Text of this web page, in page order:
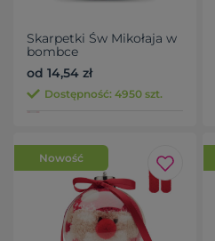
Skarpetki Św Mikołaja w
bombce
od 14,54 zł
Dostępność: 4950 szt.
Nowość